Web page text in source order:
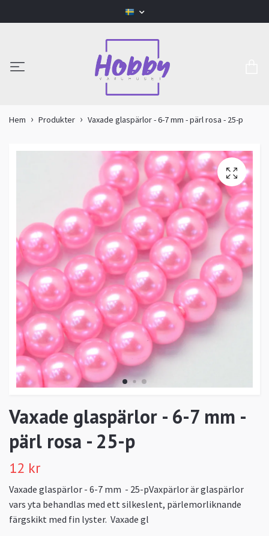
Hem Produkter Vaxade glaspärlor - 6-7 mm - pärl rosa - 25-p
Vaxade glaspärlor - 6-7 mm -
pärl rosa - 25-p
12 kr
Vaxade glaspärlor - 6-7 mm - 25-pVaxpärlor är glaspärlor
vars yta behandlas med ett silkeslent, pärlemorliknande
färgskikt med fin lyster. Vaxade gl